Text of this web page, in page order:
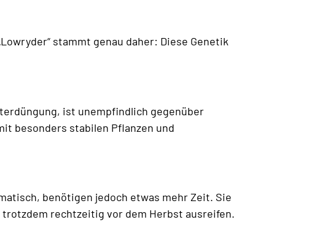
stammt genau daher: Diese Genetik
ist unempfindlich gegenüber
besonders stabilen Pflanzen und
benötigen jedoch etwas mehr Zeit. Sie
rechtzeitig vor dem Herbst ausreifen.